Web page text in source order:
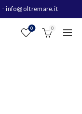
- info@oltremare.it
0 0